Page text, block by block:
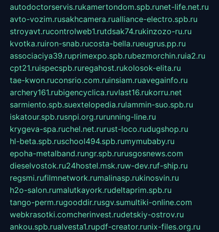
autodoctorservis.rukamertondom.spb.runet-life.net.ru
avto-vozim.rusakhcamera.rualliance-electro.spb.ru
stroyavt.rucontrolweb1.rutdsak74.rukinzozo-ru.ru
kvotka.ruiron-snab.rucosta-bella.rueugrus.pp.ru
associaciya39.ruprimexpo.spb.rubezmorchin.ruia2.ru
cpt21.ruispecspb.ruregahost.rukolosok-elita.ru
tae-kwon.ruconsrio.com.ruinsiam.ruavegainfo.ru
archery161.rubigencyclica.ruvlast16.rukorru.net
sarmiento.spb.suextelopedia.rulammin-suo.spb.ru
iskatour.spb.rusnpi.org.rurunning-line.ru
krygeva-spa.ruchel.net.rurust-loco.rudugshop.ru
hl-beta.spb.ruschool494.spb.rumymubaby.ru
epoha-metalband.rungr.spb.rurusgosnews.com
dieselvostok.ru24hostel.msk.ruw-dev.ruf-ship.ru
regsmi.rufilmnetwork.rumalinasp.rukinosvin.ru
h2o-salon.rumalutkayork.rudeltaprim.spb.ru
tango-perm.rugooddir.rusgv.sumultiki-online.com
webkrasotki.comcherinvest.rudetskiy-ostrov.ru
ankou.spb.rualvesta1.rupdf-creator.runix-files.org.ru